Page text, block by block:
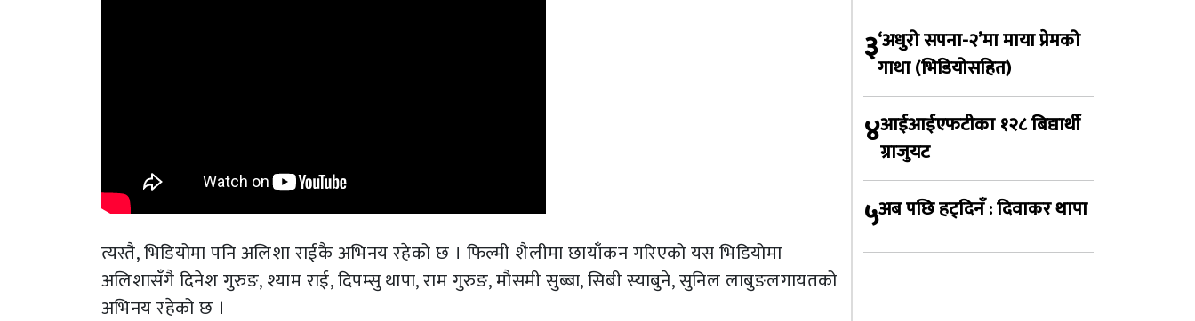
त्यस्तै, भिडियोमा पनि अलिशा राईकै अभिनय रहेको छ । फिल्मी शैलीमा छायाँकन गरिएको यस भिडियोमा
अलिशासँगै दिनेश गुरुङ, श्याम राई, दिपम्सु थापा, राम गुरुङ, मौसमी सुब्बा, सिबी स्याबुने, सुनिल लाबुङलगायतको
अभिनय रहेको छ ।
३‘अधुरो सपना-२’मा माया प्रेमको
गाथा (भिडियोसहित)
४आईआईएफटीका १२८ बिद्यार्थी
ग्राजुयट
५अब पछि हट्दिनँ : दिवाकर थापा